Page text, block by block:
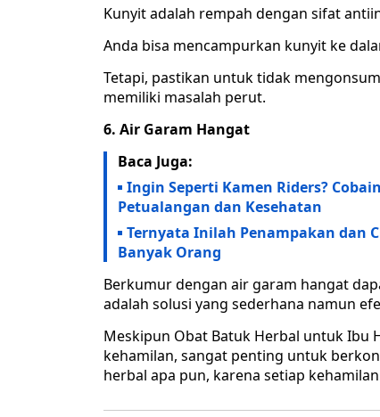
Kunyit adalah rempah dengan sifat
Anda bisa mencampurkan kunyit ke
Tetapi, pastikan untuk tidak
memiliki masalah perut.
6. Air Garam Hangat
Baca Juga:
Ingin Seperti Kamen Riders?
Petualangan dan Kesehatan
Ternyata Inilah Penampakan dan
Banyak Orang
Berkumur dengan air garam hangat
adalah solusi yang sederhana namun
Meskipun Obat Batuk Herbal untuk Ibu
kehamilan, sangat penting untuk
herbal apa pun, karena setiap